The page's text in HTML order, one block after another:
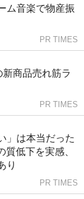
ム音楽で物産振
PR TIMES
新商品売れ筋ラ
PR TIMES
」は本当だった
低下を実感、
り
PR TIMES